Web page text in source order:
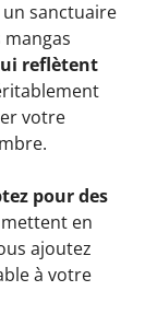
sanctuaire
reflètent
votre
pour des
en
ajoutez
à votre